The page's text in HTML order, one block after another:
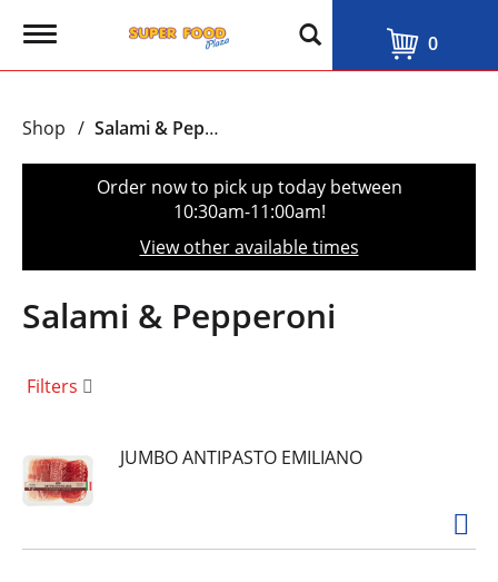
T
g
e
t
o
n
0
Shop / Salami & Pepperoni
Order now to pick up today between
10:30am-11:00am!
View other available times
Salami & Pepperoni
Filters
JUMBO ANTIPASTO EMILIANO